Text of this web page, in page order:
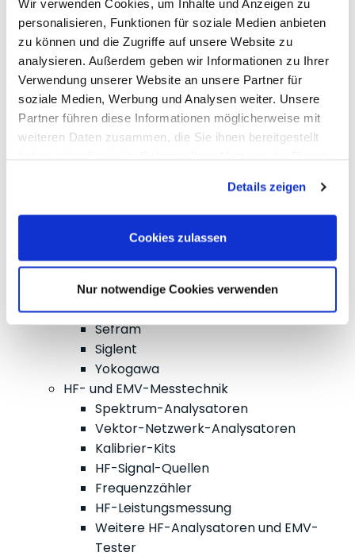
Wir verwenden Cookies, um Inhalte und Anzeigen zu
personalisieren, Funktionen für soziale Medien anbieten
zu können und die Zugriffe auf unsere Website zu
analysieren. Außerdem geben wir Informationen zu Ihrer
Verwendung unserer Website an unsere Partner für
soziale Medien, Werbung und Analysen weiter. Unsere
Partner führen diese Informationen möglicherweise mit
weiteren Daten zusammen, die Sie ihnen bereitgestellt
Details zeigen
Cookies zulassen
Nur notwendige Cookies verwenden
Kabeltester
LCR-Meter, Impedanzmessung
Stromzangen-Messgeräte
Strom-Sensorik
Leistungs-Analyse, SMU, Batterietest
Bildgebend
Optionen, Zubehör
GMC-I/Gossen Metrawatt
PeakTech
Red Pitaya
Rigol
Sefram
Siglent
Yokogawa
HF- und EMV-Messtechnik
Spektrum-Analysatoren
Vektor-Netzwerk-Analysatoren
Kalibrier-Kits
HF-Signal-Quellen
Frequenzzähler
HF-Leistungsmessung
Weitere HF-Analysatoren und EMV-
Tester